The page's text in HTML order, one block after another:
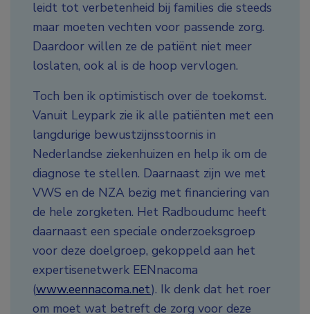
leidt tot verbetenheid bij families die steeds
maar moeten vechten voor passende zorg.
Daardoor willen ze de patiënt niet meer
loslaten, ook al is de hoop vervlogen.
Toch ben ik optimistisch over de toekomst.
Vanuit Leypark zie ik alle patiënten met een
langdurige bewustzijnsstoornis in
Nederlandse ziekenhuizen en help ik om de
diagnose te stellen. Daarnaast zijn we met
VWS en de NZA bezig met financiering van
de hele zorgketen. Het Radboudumc heeft
daarnaast een speciale onderzoeksgroep
voor deze doelgroep, gekoppeld aan het
expertisenetwerk EENnacoma
(www.eennacoma.net). Ik denk dat het roer
om moet wat betreft de zorg voor deze